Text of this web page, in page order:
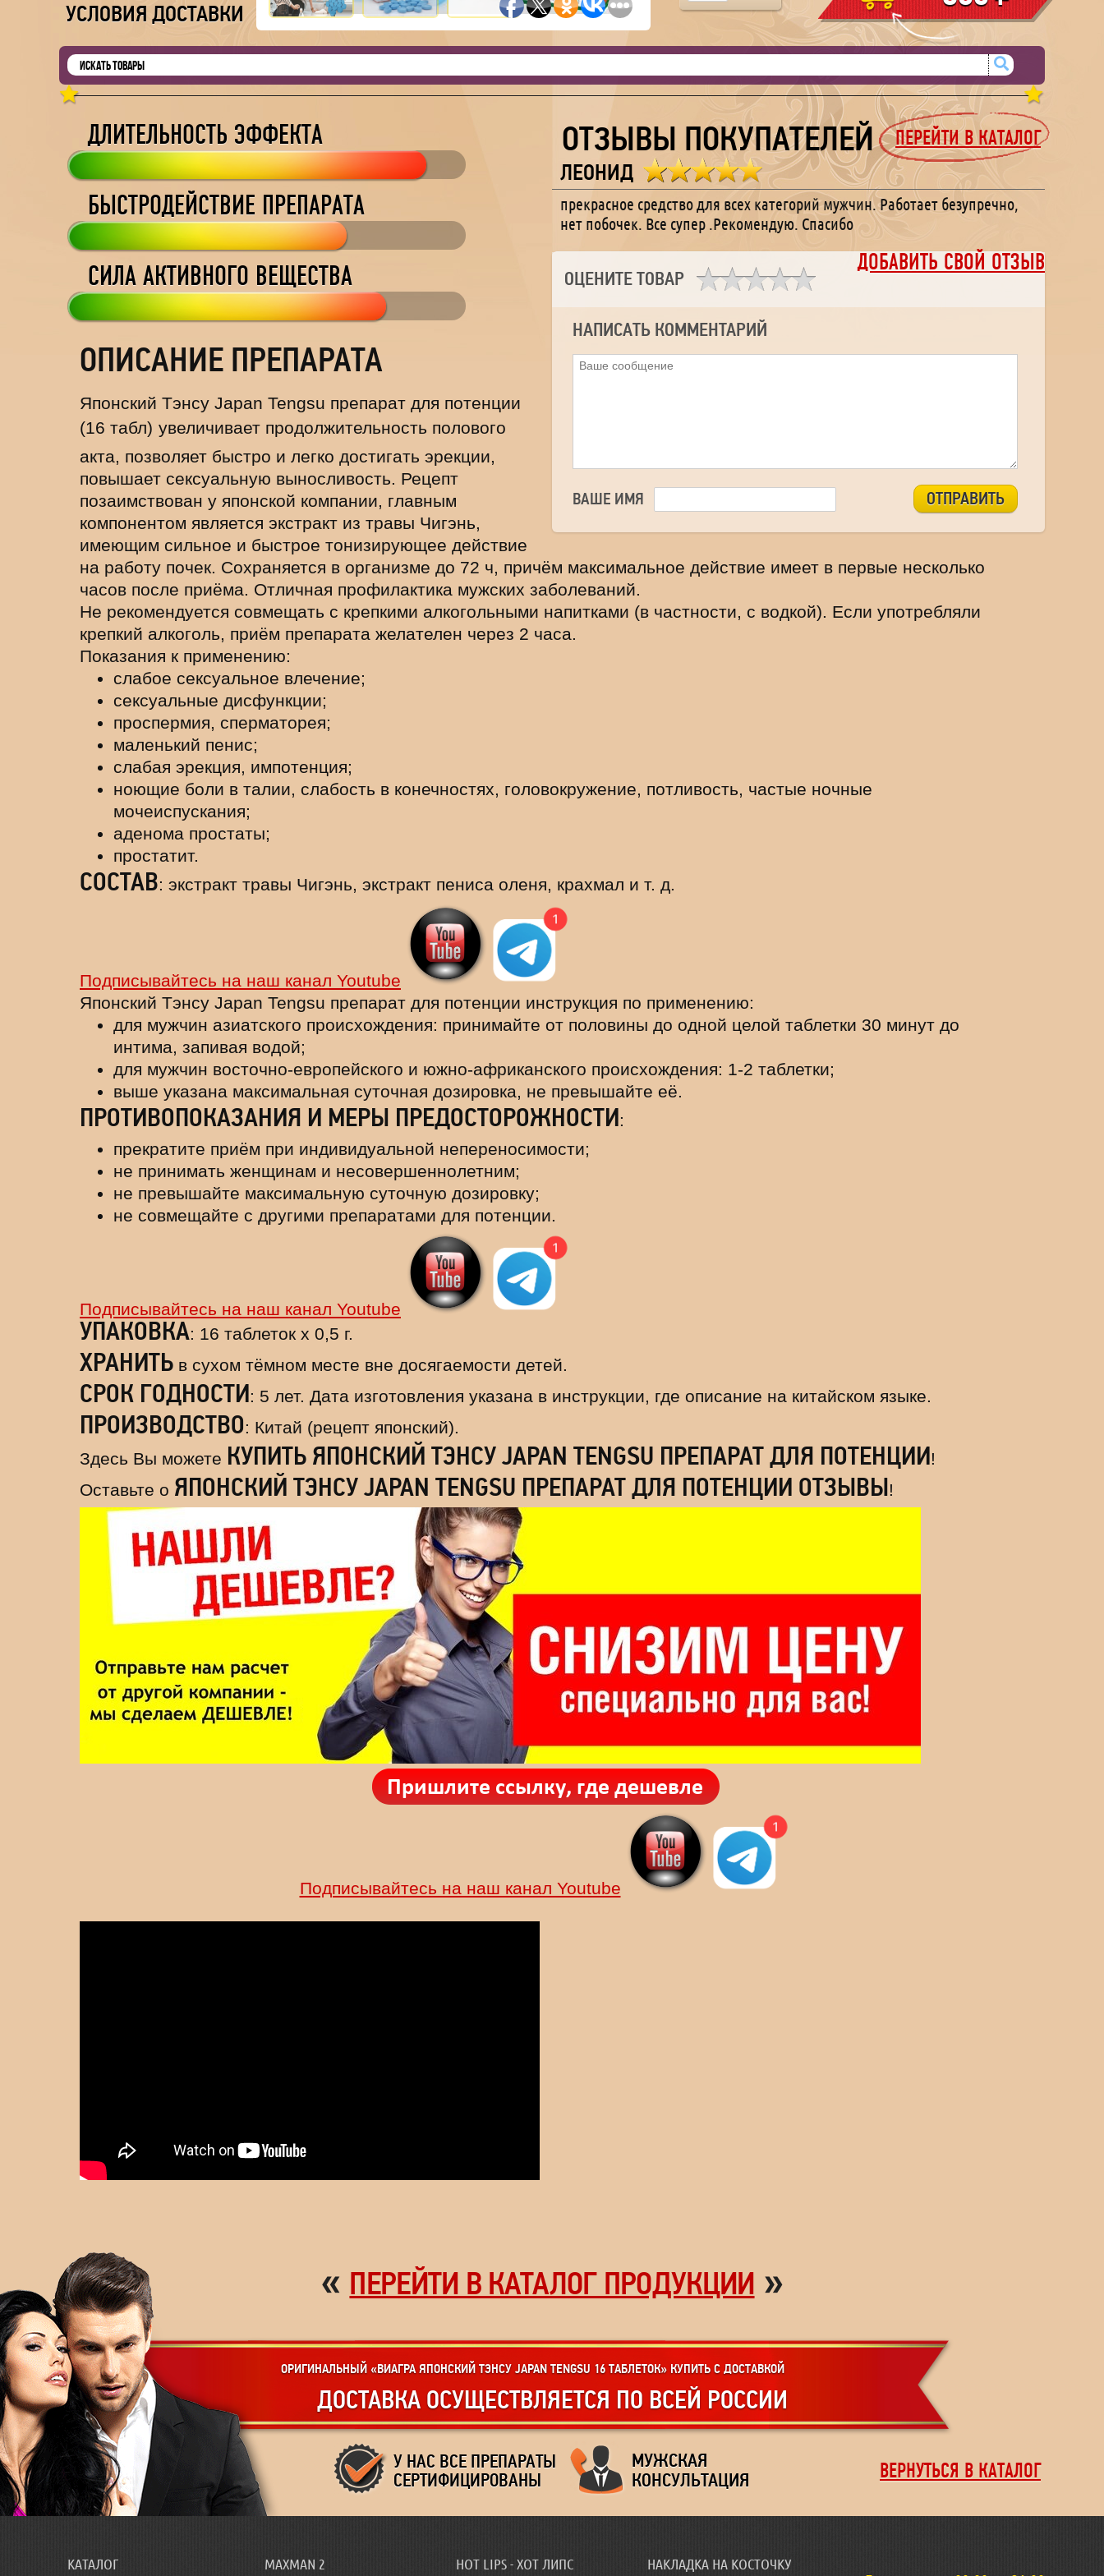
УСЛОВИЯ ДОСТАВКИ
ОТЗЫВЫ ПОКУПАТЕЛЕЙ
ЛЕОНИД
прекрасное средство для всех категорий мужчин. Работает безупречно,
нет побочек. Все супер .Рекомендую. Спасибо
ДОБАВИТЬ СВОЙ ОТЗЫВ
ОЦЕНИТЕ ТОВАР
НАПИСАТЬ КОММЕНТАРИЙ
ВАШЕ ИМЯ ОТПРАВИТЬ
ПЕРЕЙТИ В КАТАЛОГ
ДЛИТЕЛЬНОСТЬ ЭФФЕКТА
БЫСТРОДЕЙСТВИЕ ПРЕПАРАТА
СИЛА АКТИВНОГО ВЕЩЕСТВА
ОПИСАНИЕ ПРЕПАРАТА
Японский Тэнсу Japan Tengsu препарат для потенции
(16 табл) увеличивает продолжительность полового
акта, позволяет быстро и легко достигать эрекции,
повышает сексуальную выносливость. Рецепт
позаимствован у японской компании, главным
компонентом является экстракт из травы Чигэнь,
имеющим сильное и быстрое тонизирующее действие
на работу почек. Сохраняется в организме до 72 ч, причём максимальное действие имеет в первые несколько
часов после приёма. Отличная профилактика мужских заболеваний.
Не рекомендуется совмещать с крепкими алкогольными напитками (в частности, с водкой). Если употребляли
крепкий алкоголь, приём препарата желателен через 2 часа.
Показания к применению:
слабое сексуальное влечение;
сексуальные дисфункции;
проспермия, сперматорея;
маленький пенис;
слабая эрекция, импотенция;
ноющие боли в талии, слабость в конечностях, головокружение, потливость, частые ночные
мочеиспускания;
аденома простаты;
простатит.
СОСТАВ: экстракт травы Чигэнь, экстракт пениса оленя, крахмал и т. д.
Подписывайтесь на наш канал Youtube
Японский Тэнсу Japan Tengsu препарат для потенции инструкция по применению:
для мужчин азиатского происхождения: принимайте от половины до одной целой таблетки 30 минут до
интима, запивая водой;
для мужчин восточно-европейского и южно-африканского происхождения: 1-2 таблетки;
выше указана максимальная суточная дозировка, не превышайте её.
ПРОТИВОПОКАЗАНИЯ И МЕРЫ ПРЕДОСТОРОЖНОСТИ:
прекратите приём при индивидуальной непереносимости;
не принимать женщинам и несовершеннолетним;
не превышайте максимальную суточную дозировку;
не совмещайте с другими препаратами для потенции.
Подписывайтесь на наш канал Youtube
УПАКОВКА: 16 таблеток х 0,5 г.
ХРАНИТЬ в сухом тёмном месте вне досягаемости детей.
СРОК ГОДНОСТИ: 5 лет. Дата изготовления указана в инструкции, где описание на китайском языке.
ПРОИЗВОДСТВО: Китай (рецепт японский).
Здесь Вы можете КУПИТЬ ЯПОНСКИЙ ТЭНСУ JAPAN TENGSU ПРЕПАРАТ ДЛЯ ПОТЕНЦИИ!
Оставьте о ЯПОНСКИЙ ТЭНСУ JAPAN TENGSU ПРЕПАРАТ ДЛЯ ПОТЕНЦИИ ОТЗЫВЫ!
Подписывайтесь на наш канал Youtube
« ПЕРЕЙТИ В КАТАЛОГ ПРОДУКЦИИ »
ОРИГИНАЛЬНЫЙ «ВИАГРА ЯПОНСКИЙ ТЭНСУ JAPAN TENGSU 16 ТАБЛЕТОК» КУПИТЬ С ДОСТАВКОЙ
ДОСТАВКА ОСУЩЕСТВЛЯЕТСЯ ПО ВСЕЙ РОССИИ
У НАС ВСЕ ПРЕПАРАТЫ
СЕРТИФИЦИРОВАНЫ
МУЖСКАЯ
КОНСУЛЬТАЦИЯ
ВЕРНУТЬСЯ В КАТАЛОГ
КАТАЛОГ MAXMAN 2 HOT LIPS - ХОТ ЛИПС НАКЛАДКА НА КОСТОЧКУ